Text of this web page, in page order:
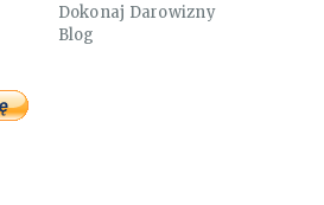
Dokonaj Darowizny
Blog